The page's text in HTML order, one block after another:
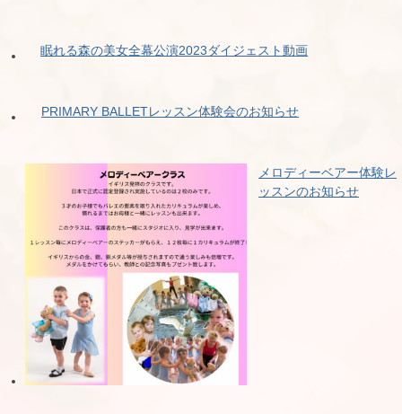
眠れる森の美女全幕公演2023ダイジェスト動画
PRIMARY BALLETレッスン体験会のお知らせ
メロディーベアー体験レ
ッスンのお知らせ